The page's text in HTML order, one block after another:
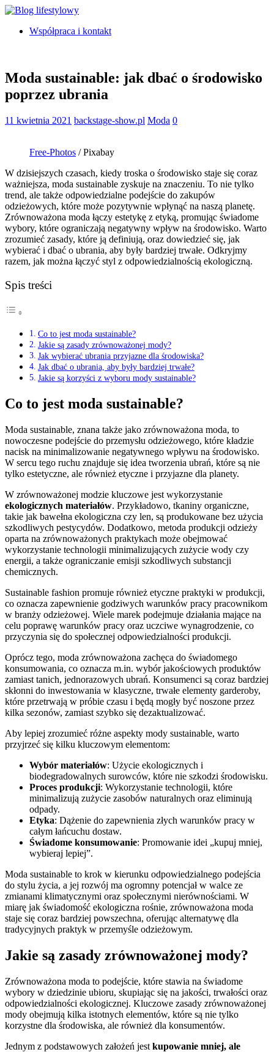
Współpraca i kontakt
Moda sustainable: jak dbać o środowisko
poprzez ubrania
11 kwietnia 2021 backstage-show.pl Moda 0
Free-Photos / Pixabay
W dzisiejszych czasach, kiedy troska o środowisko staje się coraz
ważniejsza, moda sustainable zyskuje na znaczeniu. To nie tylko
trend, ale także odpowiedzialne podejście do zakupów
odzieżowych, które może pozytywnie wpłynąć na naszą planetę.
Zrównoważona moda łączy estetykę z etyką, promując świadome
wybory, które ograniczają negatywny wpływ na środowisko. Warto
zrozumieć zasady, które ją definiują, oraz dowiedzieć się, jak
wybierać i dbać o ubrania, aby były bardziej trwałe. Odkryjmy
razem, jak można łączyć styl z odpowiedzialnością ekologiczną.
Spis treści
Co to jest moda sustainable?
Jakie są zasady zrównoważonej mody?
Jak wybierać ubrania przyjazne dla środowiska?
Jak dbać o ubrania, aby były bardziej trwałe?
Jakie są korzyści z wyboru mody sustainable?
Co to jest moda sustainable?
Moda sustainable, znana także jako zrównoważona moda, to
nowoczesne podejście do przemysłu odzieżowego, które kładzie
nacisk na minimalizowanie negatywnego wpływu na środowisko.
W sercu tego ruchu znajduje się idea tworzenia ubrań, które są nie
tylko estetyczne, ale również etyczne i przyjazne dla planety.
W zrównoważonej modzie kluczowe jest wykorzystanie
ekologicznych materiałów. Przykładowo, tkaniny organiczne,
takie jak bawełna ekologiczna czy len, są produkowane bez użycia
szkodliwych pestycydów. Dodatkowo, metoda produkcji odzieży
oparta na zrównoważonych praktykach może obejmować
wykorzystanie technologii minimalizujących zużycie wody czy
energii, a także ograniczanie emisji szkodliwych substancji
chemicznych.
Sustainable fashion promuje również etyczne praktyki w produkcji,
co oznacza zapewnienie godziwych warunków pracy pracownikom
w branży odzieżowej. Wiele marek podejmuje działania mające na
celu poprawę warunków pracy oraz uczciwe wynagrodzenie, co
przyczynia się do społecznej odpowiedzialności produkcji.
Oprócz tego, moda zrównoważona zachęca do świadomego
konsumowania, co oznacza m.in. wybór jakościowych produktów
zamiast tanich, jednorazowych ubrań. Konsumenci są coraz bardziej
skłonni do inwestowania w klasyczne, trwałe elementy garderoby,
które przetrwają w próbie czasu i będą mogły być noszone przez
kilka sezonów, zamiast szybko się dezaktualizować.
Aby lepiej zrozumieć różne aspekty mody sustainable, warto
przyjrzeć się kilku kluczowym elementom:
Wybór materiałów: Użycie ekologicznych i
biodegradowalnych surowców, które nie szkodzi środowisku.
Proces produkcji: Wykorzystanie technologii, które
minimalizują zużycie zasobów naturalnych oraz eliminują
odpady.
Etyka: Dążenie do zapewnienia złych warunków pracy w
całym łańcuchu dostaw.
Świadome konsumowanie: Promowanie idei „kupuj mniej,
wybieraj lepiej”.
Moda sustainable to krok w kierunku odpowiedzialnego podejścia
do stylu życia, a jej rozwój ma ogromny potencjał w walce ze
zmianami klimatycznymi oraz społecznymi nierównościami. W
miarę jak świadomość ekologiczna rośnie, zrównoważona moda
staje się coraz bardziej powszechna, oferując alternatywę dla
tradycyjnych praktyk w przemyśle odzieżowym.
Jakie są zasady zrównoważonej mody?
Zrównoważona moda to podejście, które stawia na świadome
wybory w dziedzinie ubioru, skupiając się na jakości, trwałości oraz
odpowiedzialności ekologicznej. Kluczowe zasady zrównoważonej
mody obejmują kilka istotnych elementów, które są nie tylko
korzystne dla środowiska, ale również dla konsumentów.
Jednym z podstawowych założeń jest kupowanie mniej, ale